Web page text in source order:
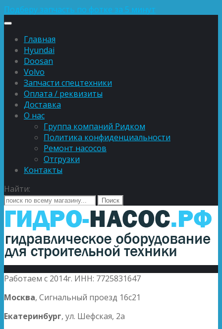
Подберу запчасть по фотке за 5 минут
Главная
Hyundai
Doosan
Volvo
Запчасти спецтехники
Оплата / реквизиты
Доставка
О нас
Группа компаний Ридком
Политика конфиденциальности
Ремонт насосов
Отгрузки
Контакты
Найти:
Работаем с 2014г. ИНН: 7725831647
Москва, Сигнальный проезд 16с21
Екатеринбург, ул. Шефская, 2а